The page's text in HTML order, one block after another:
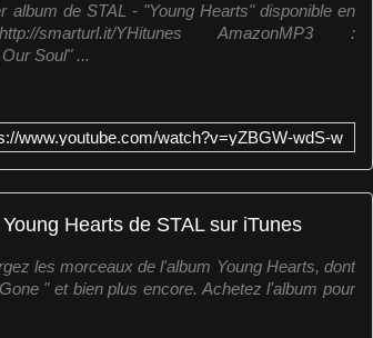
album de STAL - "Young Hearts" disponible en
smarturl.it/YHitunes AmazonMP3 :
Soul" ...
www.youtube.com/watch?v=yZBGW-wdS-w
Young Hearts de STAL sur iTunes
les morceaux de l'album Young Hearts, dont
" et bien plus encore. Achetez l'album pour